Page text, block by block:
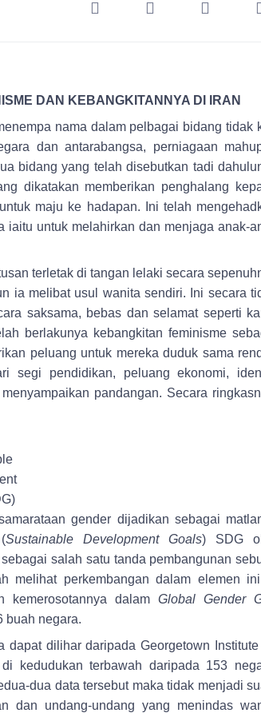
DAN KEBANGKITANNYA DI IRAN
nama dalam pelbagai bidang tidak
dan antarabangsa, perniagaan
bidang yang telah disebutkan tadi
dikatakan memberikan penghalang
maju ke hadapan. Ini telah
iaitu untuk melahirkan dan menjaga anak-
terletak di tangan lelaki secara
ia melibat usul wanita sendiri. Ini secara
saksama, bebas dan selamat seperti
berlakunya kebangkitan feminisme
peluang untuk mereka duduk sama
segi pendidikan, peluang ekonomi,
pandangan. Secara
gender dijadikan sebagai
Sustainable Development Goals) SDG
salah satu tanda pembangunan
melihat perkembangan dalam elemen
kemerosotannya dalam Global Gender
buah negara.
dilihar daripada Georgetown
kedudukan terbawah daripada 153
dua data tersebut maka tidak menjadi
dan undang-undang yang menindas